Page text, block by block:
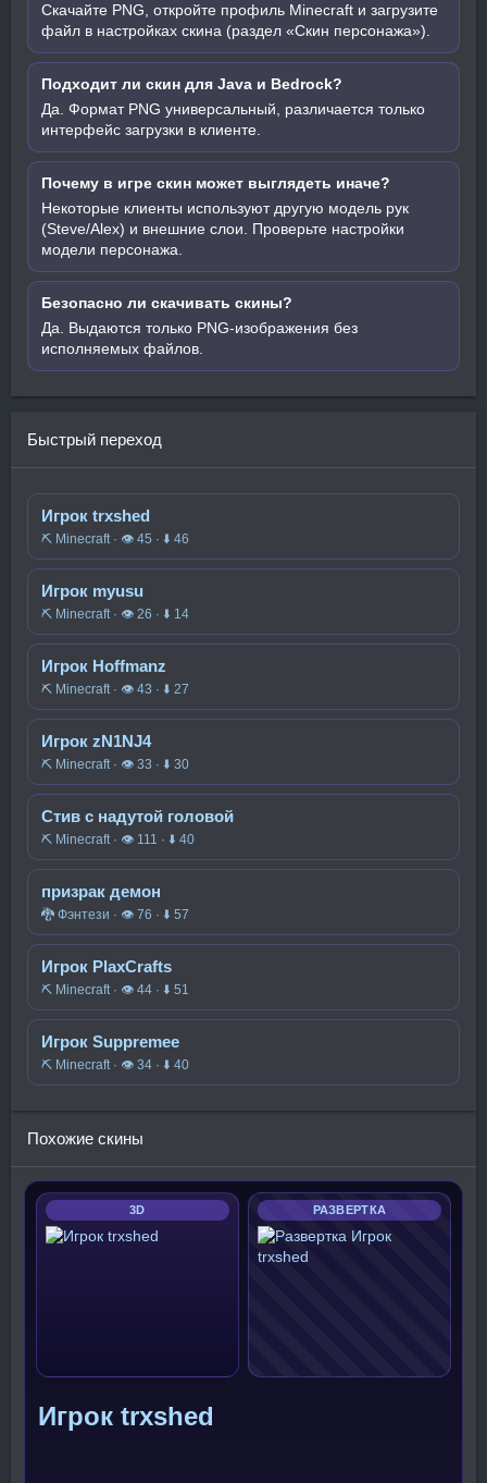
Скачайте PNG, откройте профиль Minecraft и загрузите
файл в настройках скина (раздел «Скин персонажа»).
Подходит ли скин для Java и Bedrock?
Да. Формат PNG универсальный, различается только
интерфейс загрузки в клиенте.
Почему в игре скин может выглядеть иначе?
Некоторые клиенты используют другую модель рук
(Steve/Alex) и внешние слои. Проверьте настройки
модели персонажа.
Безопасно ли скачивать скины?
Да. Выдаются только PNG-изображения без
исполняемых файлов.
Быстрый переход
Игрок trxshed
⛏️ Minecraft · 👁 45 · ⬇ 46
Игрок myusu
⛏️ Minecraft · 👁 26 · ⬇ 14
Игрок Hoffmanz
⛏️ Minecraft · 👁 43 · ⬇ 27
Игрок zN1NJ4
⛏️ Minecraft · 👁 33 · ⬇ 30
Стив с надутой головой
⛏️ Minecraft · 👁 111 · ⬇ 40
призрак демон
🐉 Фэнтези · 👁 76 · ⬇ 57
Игрок PlaxCrafts
⛏️ Minecraft · 👁 44 · ⬇ 51
Игрок Suppremee
⛏️ Minecraft · 👁 34 · ⬇ 40
Похожие скины
3D РАЗВЕРТКА
Игрок trxshed